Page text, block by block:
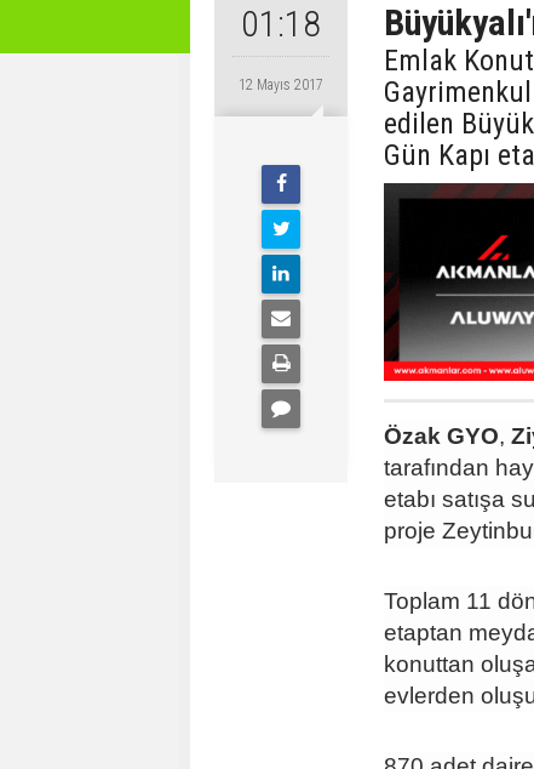
01:18
12 Mayıs 2017
Emlak
edilen
Gün Kapı
Özak GYO,
tarafından
etabı satışa
proje
Toplam 11
etaptan
konuttan
evlerden